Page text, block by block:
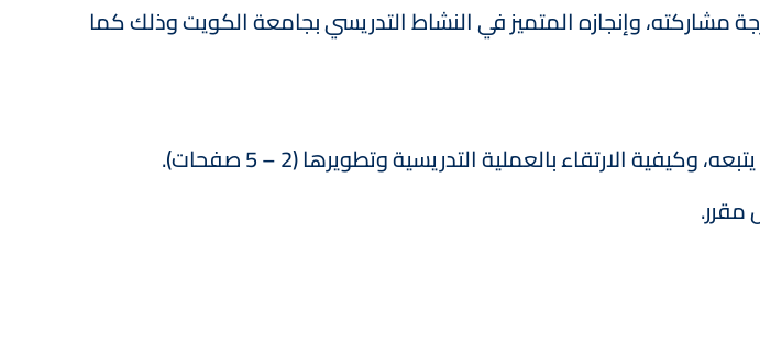
مشاركته، وإنجازه المتميز في النشاط التدريسي بجامعة الكويت وذلك كما